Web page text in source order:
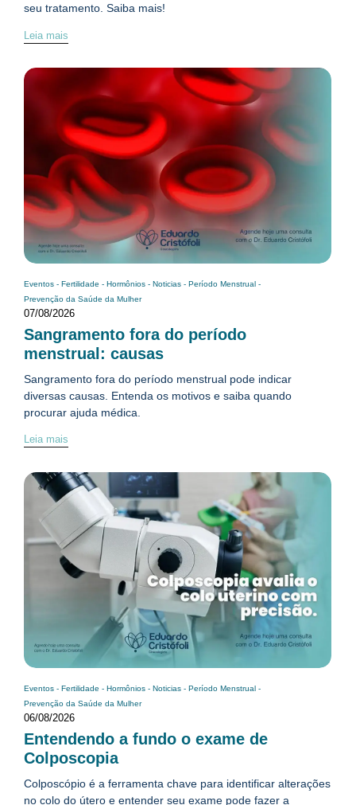
seu tratamento. Saiba mais!
Leia mais
Eventos - Fertilidade - Hormônios - Noticias - Período Menstrual -
Prevenção da Saúde da Mulher
07/08/2026
Sangramento fora do período
menstrual: causas
Sangramento fora do período menstrual pode indicar
diversas causas. Entenda os motivos e saiba quando
procurar ajuda médica.
Leia mais
Eventos - Fertilidade - Hormônios - Noticias - Período Menstrual -
Prevenção da Saúde da Mulher
06/08/2026
Entendendo a fundo o exame de
Colposcopia
Colposcópio é a ferramenta chave para identificar alterações
no colo do útero e entender seu exame pode fazer a